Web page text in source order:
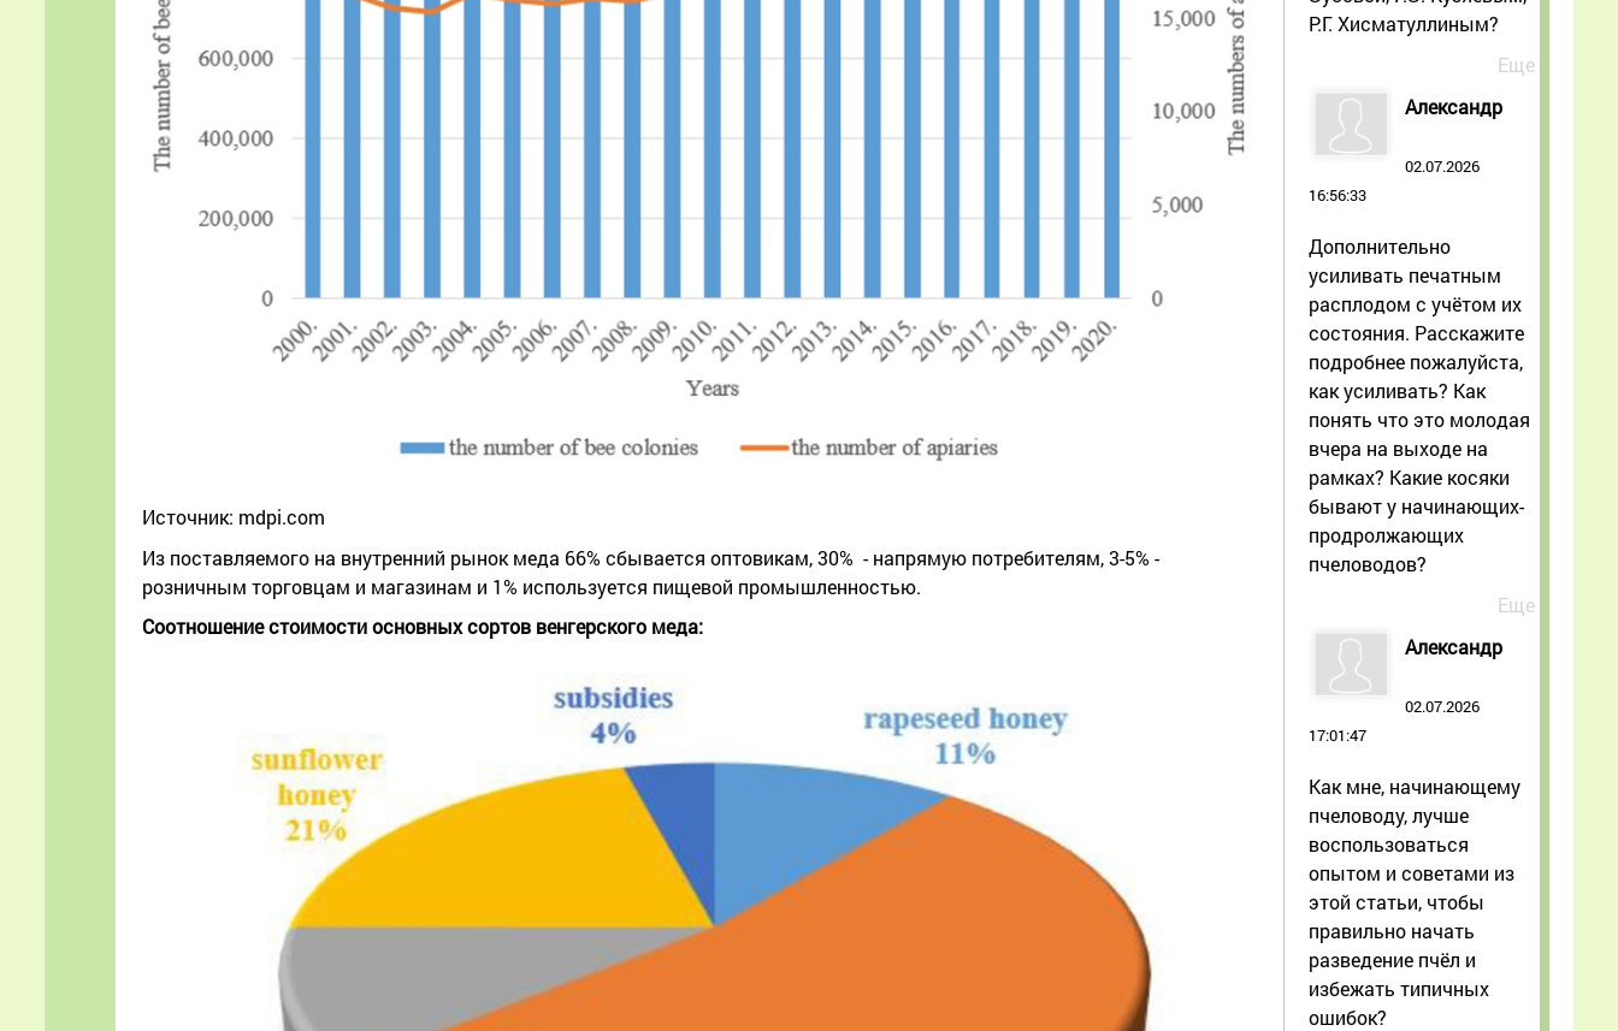
Источник: mdpi.com
Из поставляемого на внутренний рынок меда 66% сбывается оптовикам, 30% - напрямую потребителям, 3-5% -
розничным торговцам и магазинам и 1% используется пищевой промышленностью.
Соотношение стоимости основных сортов венгерского меда:
Р.Г. Хисматуллиным?
Еще
Александр
02.07.2026
16:56:33
Дополнительно
усиливать печатным
расплодом с учётом их
состояния. Расскажите
подробнее пожалуйста,
как усиливать? Как
понять что это молодая
вчера на выходе на
рамках? Какие косяки
бывают у начинающих-
продролжающих
пчеловодов?
Еще
Александр
02.07.2026
17:01:47
Как мне, начинающему
пчеловоду, лучше
воспользоваться
опытом и советами из
этой статьи, чтобы
правильно начать
разведение пчёл и
избежать типичных
ошибок?